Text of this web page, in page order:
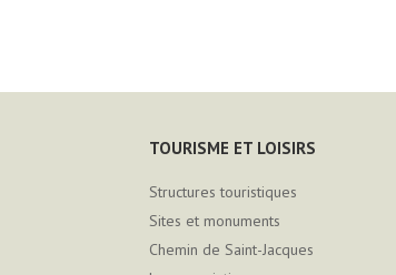
TOURISME ET LOISIRS
Structures touristiques
Sites et monuments
Chemin de Saint-Jacques